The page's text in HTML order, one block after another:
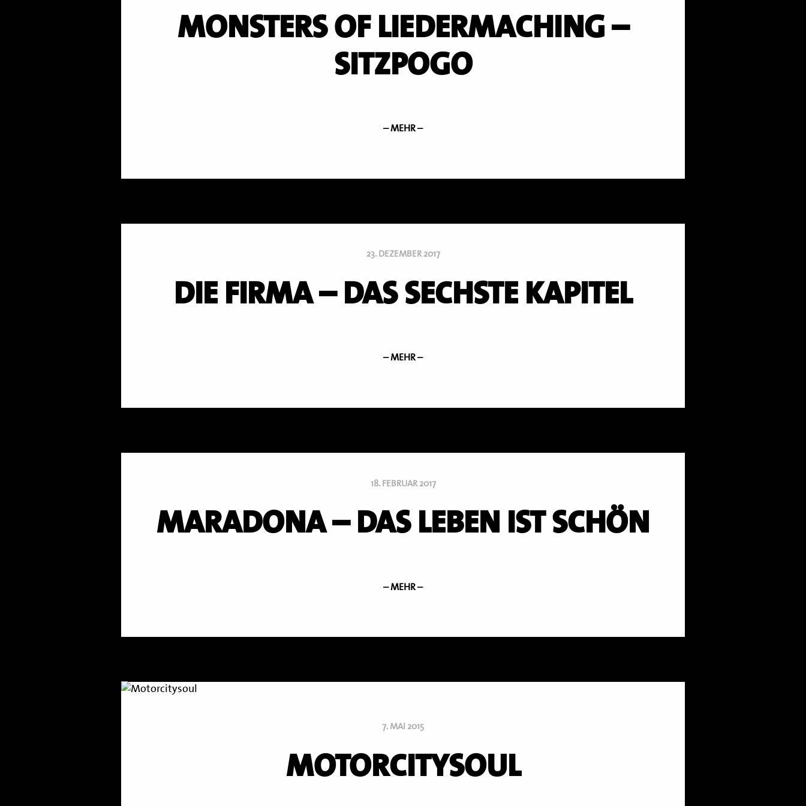
MONSTERS OF LIEDERMACHING –
SITZPOGO
– MEHR –
23. DEZEMBER 2017
DIE FIRMA – DAS SECHSTE KAPITEL
– MEHR –
18. FEBRUAR 2017
MARADONA – DAS LEBEN IST SCHÖN
– MEHR –
7. MAI 2015
MOTORCITYSOUL